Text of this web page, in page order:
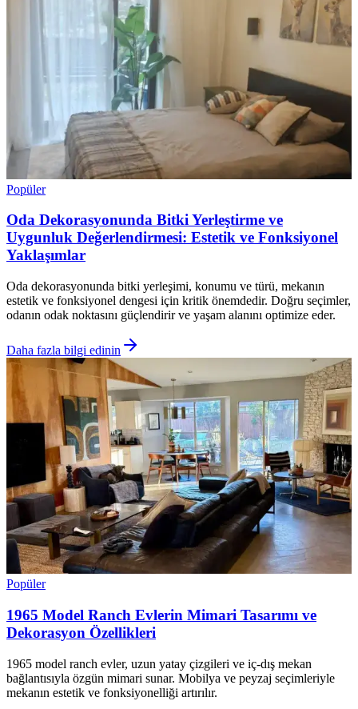
Popüler
Oda Dekorasyonunda Bitki Yerleştirme ve
Uygunluk Değerlendirmesi: Estetik ve Fonksiyonel
Yaklaşımlar
Oda dekorasyonunda bitki yerleşimi, konumu ve türü, mekanın
estetik ve fonksiyonel dengesi için kritik önemdedir. Doğru seçimler,
odanın odak noktasını güçlendirir ve yaşam alanını optimize eder.
Daha fazla bilgi edinin
Popüler
1965 Model Ranch Evlerin Mimari Tasarımı ve
Dekorasyon Özellikleri
1965 model ranch evler, uzun yatay çizgileri ve iç-dış mekan
bağlantısıyla özgün mimari sunar. Mobilya ve peyzaj seçimleriyle
mekanın estetik ve fonksiyonelliği artırılır.